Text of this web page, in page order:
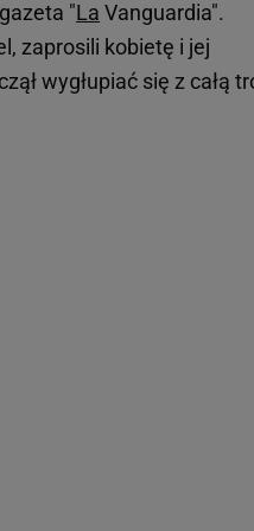
"La Vanguardia".
zaprosili kobietę i jej
wygłupiać się z całą